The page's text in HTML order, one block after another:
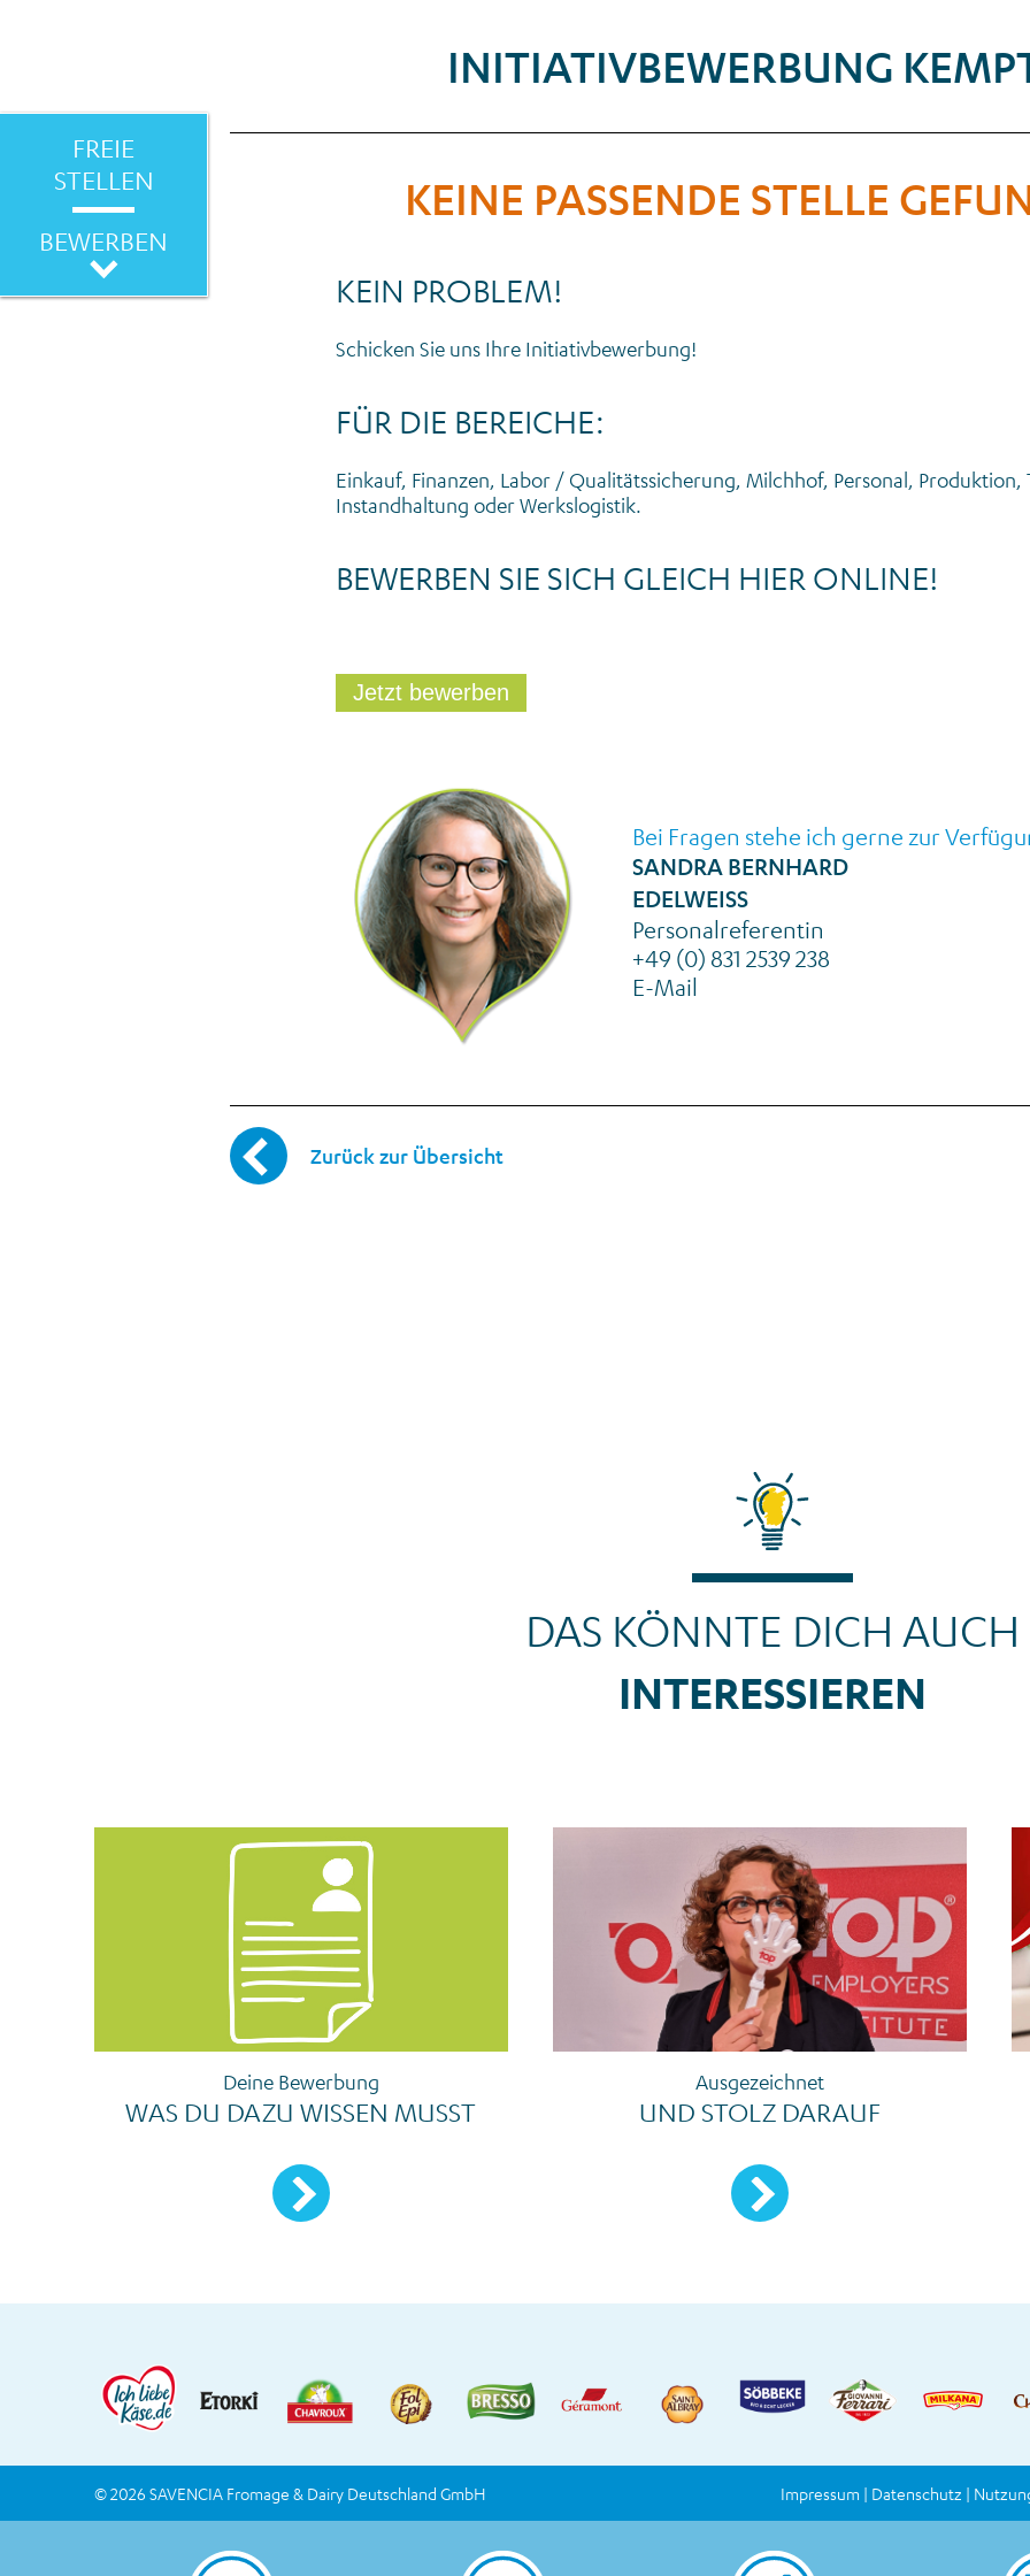
FREIE
STELLEN
BEWERBEN
INITIATIVBEWERBUNG
KEINE PASSENDE STELLE
KEIN PROBLEM!
Schicken Sie uns Ihre Initiativbewerbung!
FÜR DIE BEREICHE:
Einkauf, Finanzen, Labor / Qualitätssicherung, Milchhof, Personal, Produktion,
Instandhaltung oder Werkslogistik.
BEWERBEN SIE SICH GLEICH HIER ONLINE!
Jetzt bewerben
Bei Fragen stehe ich gerne zur
SANDRA BERNHARD
EDELWEISS
Personalreferentin
+49 (0) 831 2539 238
E-Mail
Zurück zur Übersicht
DAS KÖNNTE DICH AUCH
INTERESSIEREN
Deine Bewerbung
WAS DU DAZU WISSEN MUSST
Mehr erfahren
Ausgezeichnet
UND STOLZ DARAUF
Mehr erfahren
© 2026 SAVENCIA Fromage & Dairy Deutschland GmbH Impressum Datenschutz